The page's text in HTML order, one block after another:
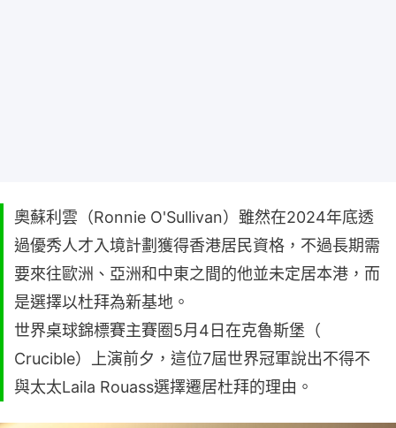
奧蘇利雲（Ronnie O'Sullivan）雖然在2024年底透
過優秀人才入境計劃獲得香港居民資格，不過長期需
要來往歐洲、亞洲和中東之間的他並未定居本港，而
是選擇以杜拜為新基地。
世界桌球錦標賽主賽圈5月4日在克魯斯堡（
Crucible）上演前夕，這位7屆世界冠軍說出不得不
與太太Laila Rouass選擇遷居杜拜的理由。